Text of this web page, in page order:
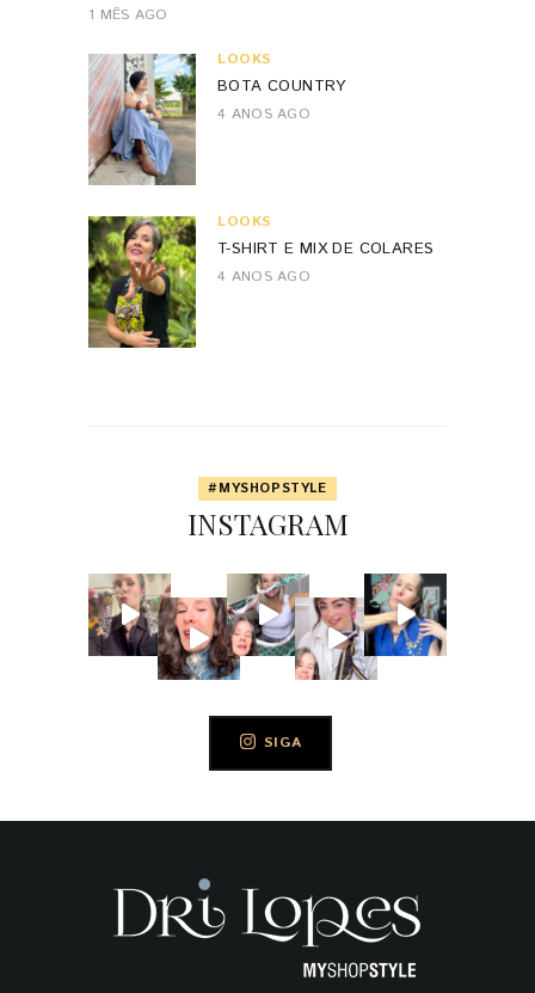
1 MÊS AGO
LOOKS
BOTA COUNTRY
4 ANOS AGO
LOOKS
T-SHIRT E MIX DE COLARES
4 ANOS AGO
#MYSHOPSTYLE
INSTAGRAM
SIGA